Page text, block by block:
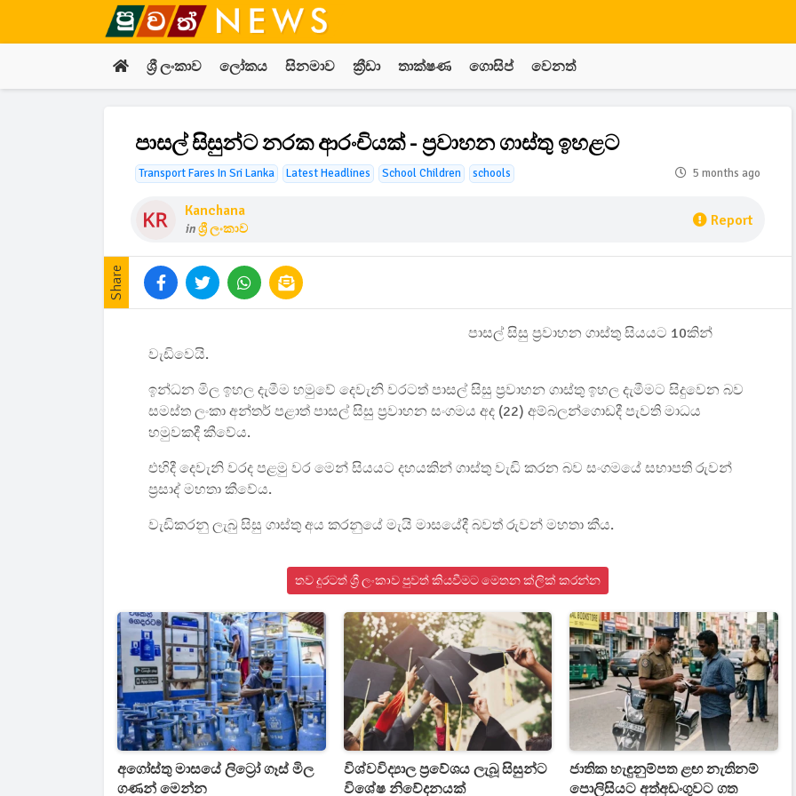
ශ්‍රී ලංකාව ලෝකය සිනමාව ක්‍රීඩා තාක්ෂණ ගොසිප් වෙනත්
පාසල් සිසුන්ට නරක ආරංචියක් - ප්‍රවාහන ගාස්තු ඉහළට
Transport Fares In Sri Lanka Latest Headlines School Children schools 5 months ago
Kanchana
inශ්‍රී ලංකාව Report
Share
පාසල් සිසු ප්‍රවාහන ගාස්තු සියයට 10කින්
වැඩිවෙයි.
ඉන්ධන මිල ඉහල දැමීම හමුවේ දෙවැනි වරටත් පාසල් සිසු ප්‍රවාහන ගාස්තු ඉහල දැමීමට සිදුවෙන බව
සමස්ත ලංකා අන්තර් පළාත් පාසල් සිසු ප්‍රවාහන සංගමය අද (22) අම්බලන්ගොඩදී පැවති මාධය
හමුවකදී කීවේය.
එහිදී දෙවැනි වරද පළමු වර මෙන් සියයට දහයකින් ගාස්තු වැඩි කරන බව සංගමයේ සභාපති රුවන්
ප්‍රසාද් මහතා කීවේය.
වැඩිකරනු ලැබු සිසු ගාස්තු අය කරනුයේ මැයි මාසයේදී බවත් රුවන් මහතා කීය.
තව දුරටත් ශ්‍රී ලංකාව පුවත් කියවීමට මෙතන ක්ලික් කරන්න
අගෝස්තු මාසයේ ලිට්‍රෝ ගෑස් මිල
ගණන් මෙන්න
විශ්වවිද්‍යාල ප්‍රවේශය ලැබූ සිසුන්ට
විශේෂ නිවේදනයක්
ජාතික හැඳුනුම්පත ළඟ නැතිනම්
පොලිසියට අත්අඩංගුවට ගත